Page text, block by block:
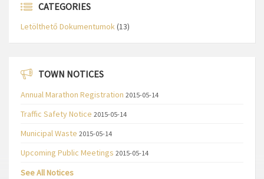
CATEGORIES
Letölthető Dokumentumok(13)
TOWN NOTICES
Annual Marathon Registration 2015-05-14
Traffic Safety Notice 2015-05-14
Municipal Waste 2015-05-14
Upcoming Public Meetings 2015-05-14
See All Notices